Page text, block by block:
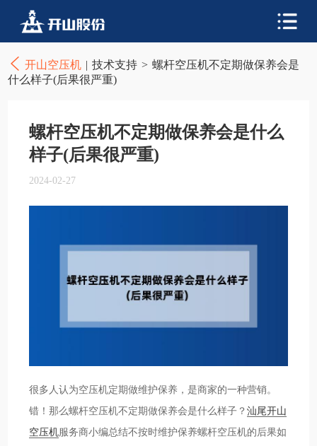
开山空压机 | 技术支持 > 螺杆空压机不定期做保养会是
什么样子(后果很严重)
螺杆空压机不定期做保养会是什么
样子(后果很严重)
2024-02-27
很多人认为空压机定期做维护保养，是商家的一种营销。
错！那么螺杆空压机不定期做保养会是什么样子？汕尾开山
空压机服务商小编总结不按时维护保养螺杆空压机的后果如